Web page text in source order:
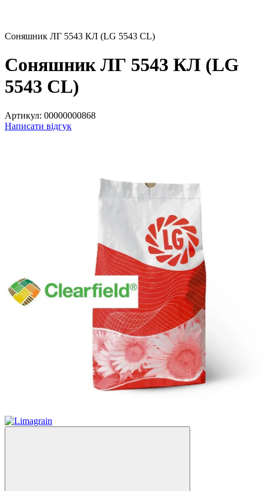
Соняшник ЛГ 5543 КЛ (LG 5543 CL)
Соняшник ЛГ 5543 КЛ (LG
5543 CL)
Артикул: 00000000868
Написати відгук